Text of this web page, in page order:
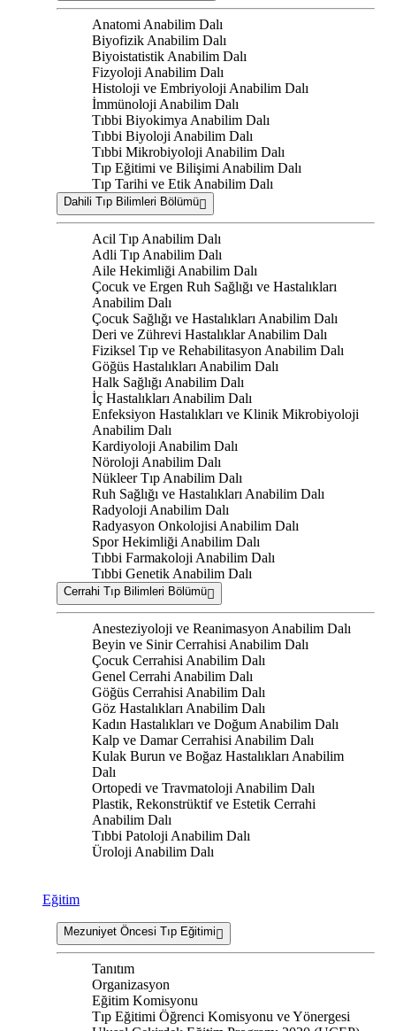
Anatomi Anabilim Dalı
Biyofizik Anabilim Dalı
Biyoistatistik Anabilim Dalı
Fizyoloji Anabilim Dalı
Histoloji ve Embriyoloji Anabilim Dalı
İmmünoloji Anabilim Dalı
Tıbbi Biyokimya Anabilim Dalı
Tıbbi Biyoloji Anabilim Dalı
Tıbbi Mikrobiyoloji Anabilim Dalı
Tıp Eğitimi ve Bilişimi Anabilim Dalı
Tıp Tarihi ve Etik Anabilim Dalı
Dahili Tıp Bilimleri Bölümü
Acil Tıp Anabilim Dalı
Adli Tıp Anabilim Dalı
Aile Hekimliği Anabilim Dalı
Çocuk ve Ergen Ruh Sağlığı ve Hastalıkları
Anabilim Dalı
Çocuk Sağlığı ve Hastalıkları Anabilim Dalı
Deri ve Zührevi Hastalıklar Anabilim Dalı
Fiziksel Tıp ve Rehabilitasyon Anabilim Dalı
Göğüs Hastalıkları Anabilim Dalı
Halk Sağlığı Anabilim Dalı
İç Hastalıkları Anabilim Dalı
Enfeksiyon Hastalıkları ve Klinik Mikrobiyoloji
Anabilim Dalı
Kardiyoloji Anabilim Dalı
Nöroloji Anabilim Dalı
Nükleer Tıp Anabilim Dalı
Ruh Sağlığı ve Hastalıkları Anabilim Dalı
Radyoloji Anabilim Dalı
Radyasyon Onkolojisi Anabilim Dalı
Spor Hekimliği Anabilim Dalı
Tıbbi Farmakoloji Anabilim Dalı
Tıbbi Genetik Anabilim Dalı
Cerrahi Tıp Bilimleri Bölümü
Anesteziyoloji ve Reanimasyon Anabilim Dalı
Beyin ve Sinir Cerrahisi Anabilim Dalı
Çocuk Cerrahisi Anabilim Dalı
Genel Cerrahi Anabilim Dalı
Göğüs Cerrahisi Anabilim Dalı
Göz Hastalıkları Anabilim Dalı
Kadın Hastalıkları ve Doğum Anabilim Dalı
Kalp ve Damar Cerrahisi Anabilim Dalı
Kulak Burun ve Boğaz Hastalıkları Anabilim
Dalı
Ortopedi ve Travmatoloji Anabilim Dalı
Plastik, Rekonstrüktif ve Estetik Cerrahi
Anabilim Dalı
Tıbbi Patoloji Anabilim Dalı
Üroloji Anabilim Dalı
Eğitim
Mezuniyet Öncesi Tıp Eğitimi
Tanıtım
Organizasyon
Eğitim Komisyonu
Tıp Eğitimi Öğrenci Komisyonu ve Yönergesi